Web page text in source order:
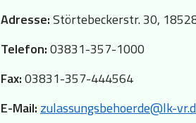
Adresse:Störtebeckerstr. 30,
Telefon:03831-357-1000
Fax:03831-357-444564
E-Mail: zulassungsbehoerde@lk-